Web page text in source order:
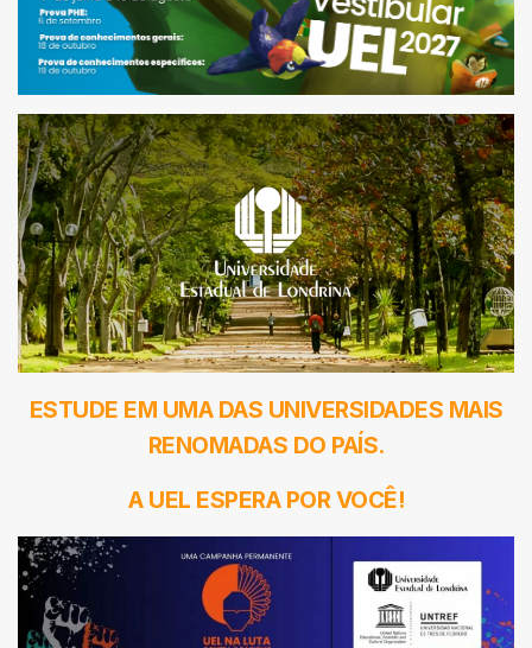
ESTUDE EM UMA DAS UNIVERSIDADES MAIS
RENOMADAS DO PAÍS.
A UEL ESPERA POR VOCÊ!